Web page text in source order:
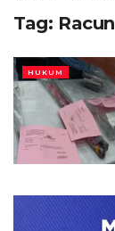
Tag: Racun
HUKUM